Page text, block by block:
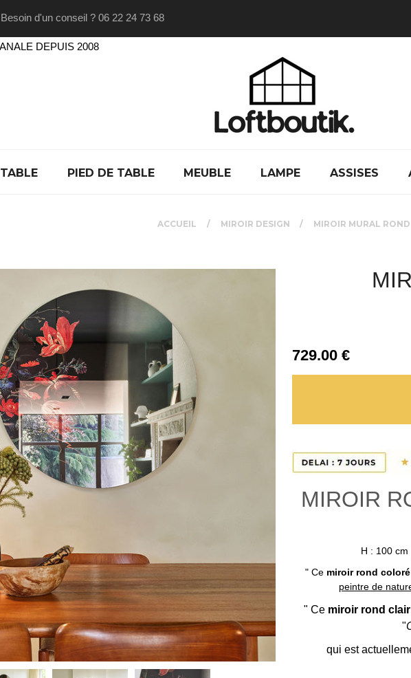
Besoin d'un conseil ? 06 22 24 73 68
TABLE PIED DE TABLE MEUBLE LAMPE ASSISES
ACCUEIL MIROIR DESIGN MIROIR MURAL ROND
729.00€
MIROIR
H : 100
" Ce miroir rond coloré
peintre de
" Ce miroir rond
"
qui est
DEPUIS 2008